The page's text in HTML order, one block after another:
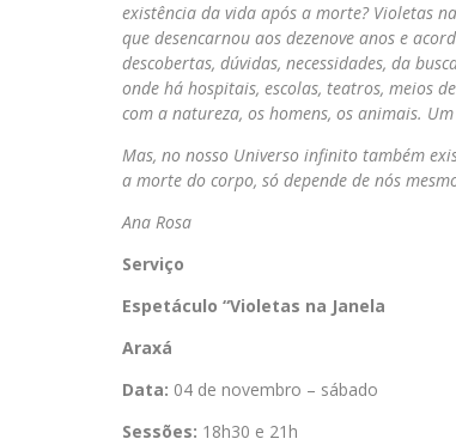
existência da vida após a morte? Violetas na
que desencarnou aos dezenove anos e
descobertas, dúvidas, necessidades, da
onde há hospitais, escolas, teatros, meios
com a natureza, os homens, os animais.
Mas, no nosso Universo infinito também
a morte do corpo, só depende de nós
Ana
Serviço
Espetáculo “Violetas na Janela
Araxá
Data: 04 de novembro – sábado
Sessões: 18h30 e 21h